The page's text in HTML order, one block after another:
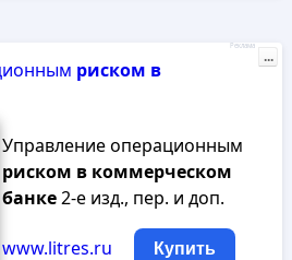
риском в
Управление операционным
риском в коммерческом
банке2-е изд., пер. и доп.
www.litres.ru Купить
Реклама
...